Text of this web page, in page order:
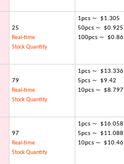
25
Real-time
Stock Quantity
1pcs ～ $1.305
50pcs ～ $0.925
100pcs ～
79
Real-time
Stock Quantity
1pcs ～ $13.336
5pcs ～ $9.42
10pcs ～ $8.797
97
Real-time
Stock Quantity
1pcs ～ $16.058
5pcs ～ $11.088
10pcs ～